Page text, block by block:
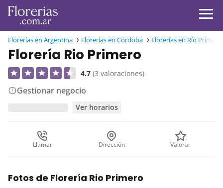
Florerías en Argentina Florerías en Córdoba Florerías en Río Primero
Florería Rio Primero
4.7 (3 valoraciones)
Gestionar negocio
Ver horarios
Llamar Dirección Valorar
Fotos de Florería Rio Primero